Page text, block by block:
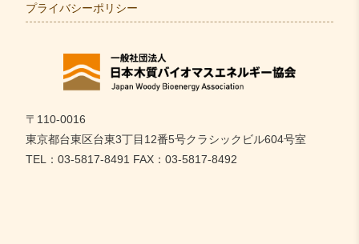
プライバシーポリシー
〒110-0016
東京都台東区台東3丁目12番5号クラシックビル604号室
TEL：03-5817-8491 FAX：03-5817-8492